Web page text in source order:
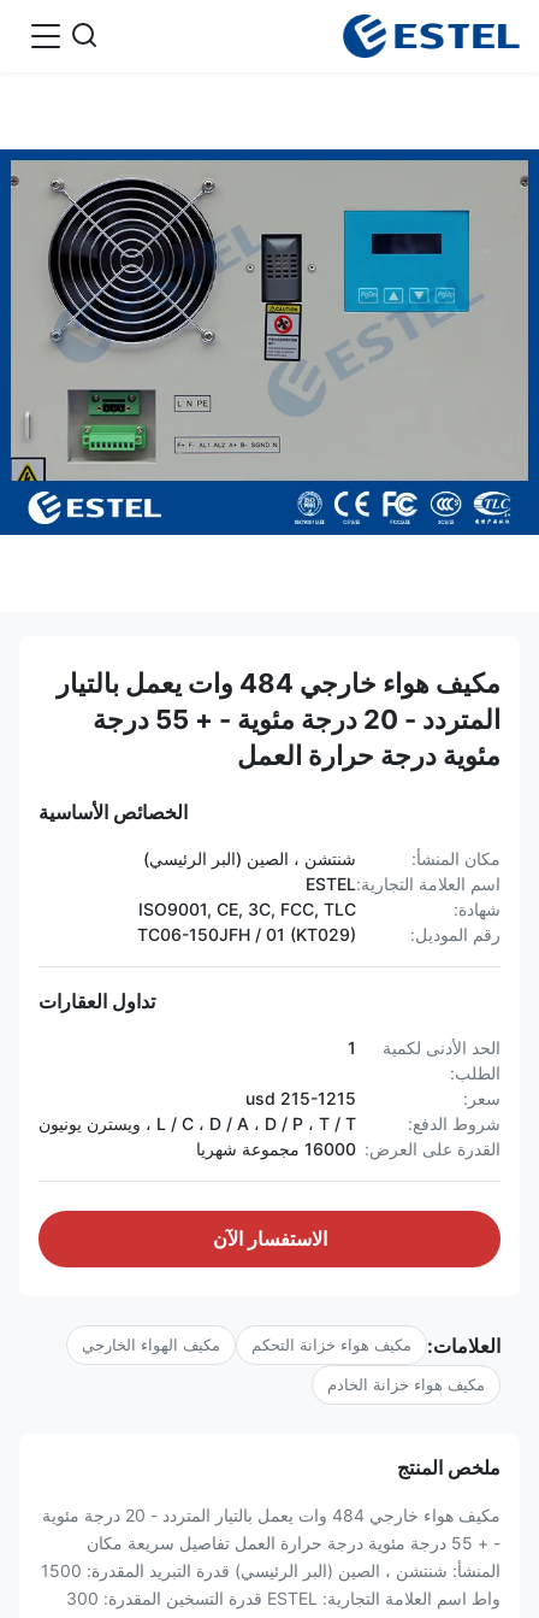
مكيف هواء خارجي 484 وات يعمل بالتيار
المتردد - 20 درجة مئوية - + 55 درجة
مئوية درجة حرارة العمل
الخصائص الأساسية
مكان المنشأ:
شنتشن ، الصين (البر الرئيسي)
اسم العلامة التجارية:ESTEL
شهادة:
ISO9001, CE, 3C, FCC, TLC
رقم الموديل:
TC06-150JFH / 01 (KT029)
تداول العقارات
الحد الأدنى لكمية
الطلب:
1
سعر:
215-1215 usd
شروط الدفع:
L / C ، D / A ، D / P ، T / T ، ويسترن يونيون
القدرة على العرض: 16000 مجموعة شهريا
الاستفسار الآن
العلامات: مكيف هواء خزانة التحكم مكيف الهواء الخارجي
مكيف هواء خزانة الخادم
ملخص المنتج
مكيف هواء خارجي 484 وات يعمل بالتيار المتردد - 20 درجة مئوية
- + 55 درجة مئوية درجة حرارة العمل تفاصيل سريعة مكان
المنشأ: شنتشن ، الصين (البر الرئيسي) قدرة التبريد المقدرة: 1500
واط اسم العلامة التجارية: ESTEL قدرة التسخين المقدرة: 300